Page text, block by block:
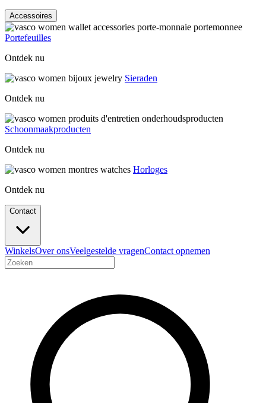
Accessoires
Portefeuilles
Ontdek nu
Sieraden
Ontdek nu
Schoonmaakproducten
Ontdek nu
Horloges
Ontdek nu
Contact
WinkelsOver onsVeelgestelde vragenContact opnemen